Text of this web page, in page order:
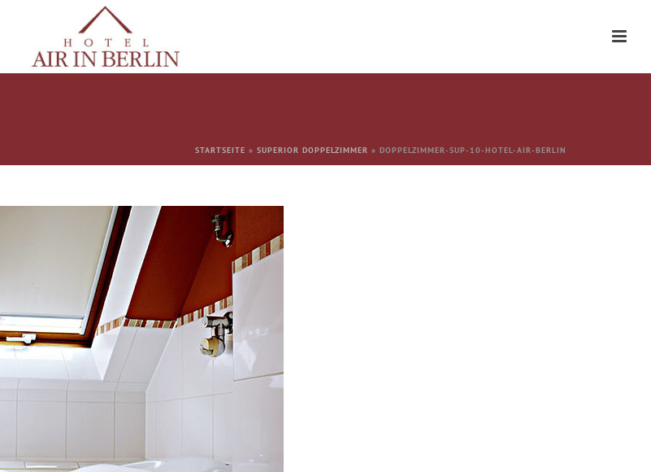
STARTSEITE » SUPERIOR DOPPELZIMMER » DOPPELZIMMER-SUP-10-HOTEL-AIR-BERLIN